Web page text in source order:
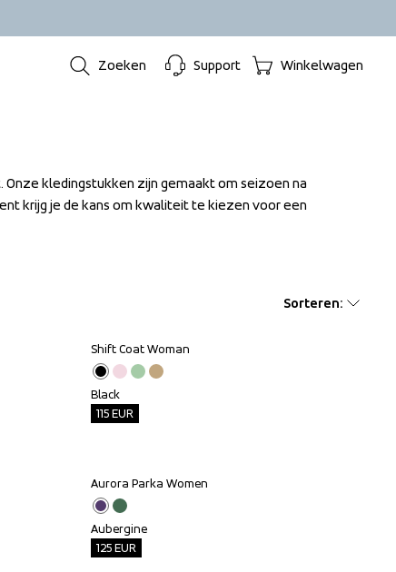
Zoeken Support Winkelwagen
kledingstukken zijn gemaakt om seizoen na
krijg je de kans om kwaliteit te kiezen voor een
Sorteren:
Outlet
Shift Coat Woman
Black
115EUR
Outlet
Aurora Parka Women
Aubergine
125EUR